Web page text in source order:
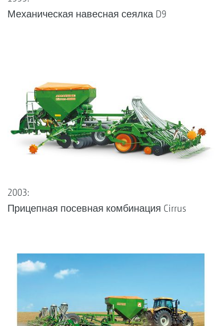
Механическая навесная сеялка D9
2003:
Прицепная посевная комбинация Cirrus